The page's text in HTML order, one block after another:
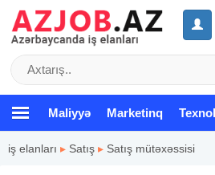
Maliyyə Marketinq
iş elanları ▸ Satış ▸ Satış mütəxəssisi